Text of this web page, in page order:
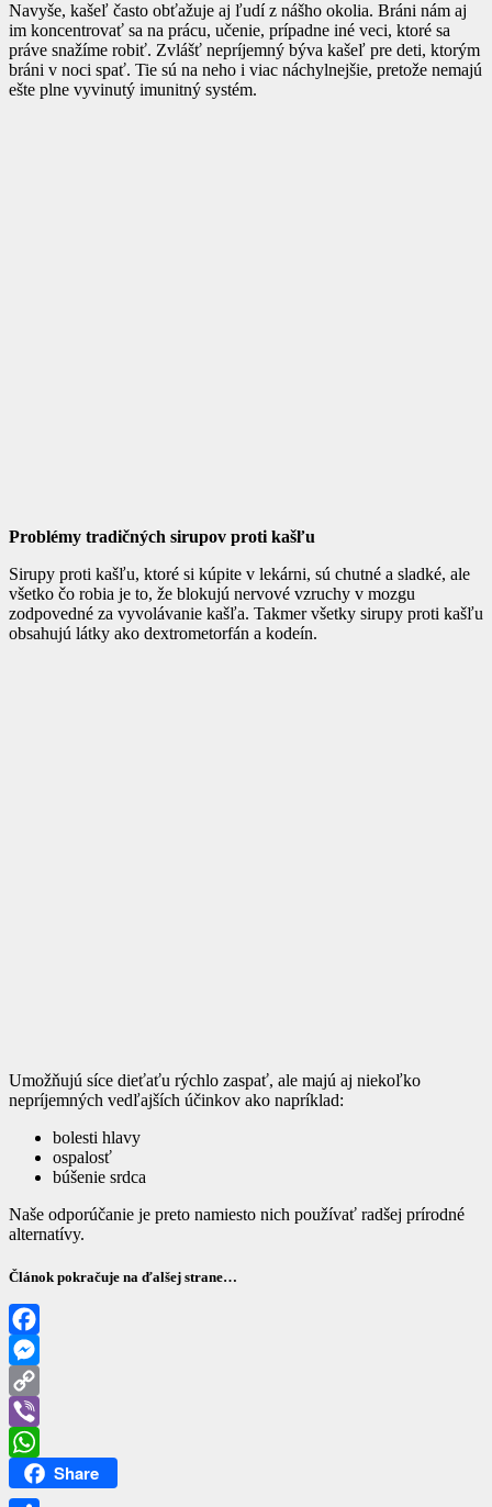
Navyše, kašeľ často obťažuje aj ľudí z nášho okolia. Bráni nám aj
im koncentrovať sa na prácu, učenie, prípadne iné veci, ktoré sa
práve snažíme robiť. Zvlášť nepríjemný býva kašeľ pre deti, ktorým
bráni v noci spať. Tie sú na neho i viac náchylnejšie, pretože nemajú
ešte plne vyvinutý imunitný systém.
Problémy tradičných sirupov proti kašľu
Sirupy proti kašľu, ktoré si kúpite v lekárni, sú chutné a sladké, ale
všetko čo robia je to, že blokujú nervové vzruchy v mozgu
zodpovedné za vyvolávanie kašľa. Takmer všetky sirupy proti kašľu
obsahujú látky ako dextrometorfán a kodeín.
Umožňujú síce dieťaťu rýchlo zaspať, ale majú aj niekoľko
nepríjemných vedľajších účinkov ako napríklad:
bolesti hlavy
ospalosť
búšenie srdca
Naše odporúčanie je preto namiesto nich používať radšej prírodné
alternatívy.
Článok pokračuje na ďalšej strane…
Facebook
Messenger
Copy
Link
Viber
WhatsAppShare